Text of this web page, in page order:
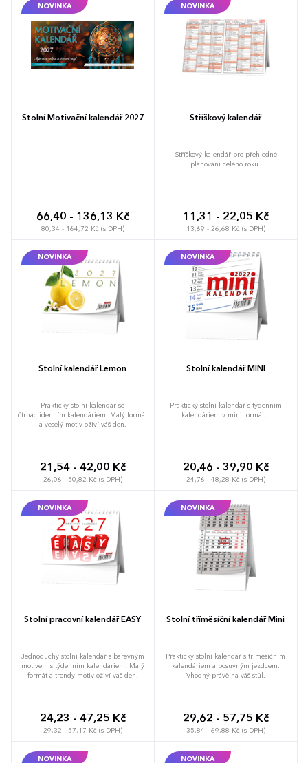
liště kalendáře je malý tříměsíční přehled
Obsahuje také daňový přehled pro
snadnou orientaci v důležitých termínech.
Formát: 290 x 152 mm vlastní listy
kalendáře a 290 x 210 mm je rozměr se
stojánkem. Kalendář má 60 listů.
umožňuje snadnou přípravu na další
týden. Speciální sekce pro daňový přehled
pomáhá sledovat důležité daňové termíny
a povinnosti. V dolní části každého listu se
nachází měsíční přehled s vyznačeným
aktuálním týdnem, což poskytuje rychlý
pohled na celý měsíc. Praktický formát
290 x 152 mm je ideální pro umístění na
NOVINKA
Stolní Motivační kalendář 2027
66,40 - 136,13 Kč
80,34 - 164,72 Kč (s DPH)
NOVINKA
Stříškový kalendář
Stříškový kalendář pro přehledné
plánování celého roku.
11,31 - 22,05 Kč
13,69 - 26,68 Kč (s DPH)
NOVINKA
Stolní kalendář Lemon
Praktický stolní kalendář se
čtrnáctidenním kalendáriem. Malý formát
a veselý motiv oživí váš den.
21,54 - 42,00 Kč
26,06 - 50,82 Kč (s DPH)
NOVINKA
Stolní kalendář MINI
Praktický stolní kalendář s týdenním
kalendáriem v mini formátu.
20,46 - 39,90 Kč
24,76 - 48,28 Kč (s DPH)
NOVINKA
Stolní pracovní kalendář EASY
Jednoduchý stolní kalendář s barevným
motivem s týdenním kalendáriem. Malý
formát a trendy motiv oživí váš den.
24,23 - 47,25 Kč
29,32 - 57,17 Kč (s DPH)
NOVINKA
Stolní tříměsíční kalendář Mini
Praktický stolní kalendář s tříměsíčním
kalendáriem a posuvným jezdcem.
Vhodný právě na váš stůl.
29,62 - 57,75 Kč
35,84 - 69,88 Kč (s DPH)
NOVINKA NOVINKA